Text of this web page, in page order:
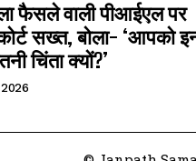
फैसले वाली पीआईएल पर
सख्त, बोला- ‘आपको
चिंता क्यों?’
2026